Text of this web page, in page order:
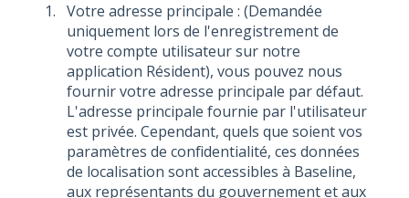
Votre adresse principale : (Demandée
uniquement lors de l'enregistrement de
votre compte utilisateur sur notre
application Résident), vous pouvez nous
fournir votre adresse principale par défaut.
L'adresse principale fournie par l'utilisateur
est privée. Cependant, quels que soient vos
paramètres de confidentialité, ces données
de localisation sont accessibles à Baseline,
aux représentants du gouvernement et aux